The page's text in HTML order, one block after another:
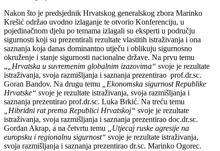
Nakon što je predsjednik Hrvatskog generalskog zbora Marinko
Krešić održao uvodno izlaganje te otvorio Konferenciju, u
pojedinačnom djelu po temama izlagali su eksperti u području
sigurnosti koji su prezentirali rezultate vlastitih istraživanja i ona
saznanja koja danas dominantno utječu i oblikuju sigurnosno
okruženje i stanje sigurnosti nacionalne države. Na prvu temu
„ „Hrvatska u suvremenim globalnim izazovima“ svoje je rezultate
istraživanja, svoja razmišljanja i saznanja prezentirao prof.dr.sc.
Goran Bandov. Na drugu temu
„Ekonomska sigurnost Republike
Hrvatske“ svoje je rezultate istraživanja, svoja razmišljanja i
saznanja prezentirao prof.dr.sc. Luka Brkić. Na treću temu
„Hibridni rat prema Republici Hrvatskoj“ svoje je rezultate
istraživanja, svoja razmišljanja i saznanja prezentirao doc.dr.sc.
Gordan Akrap, a na četvrtu temu
„Utjecaj ruske agresije na
europsku i regionalnu sigurnost“ svoje je rezultate istraživanja,
svoja razmišljanja i saznanja prezentirao dr.sc. Marinko Ogorec.